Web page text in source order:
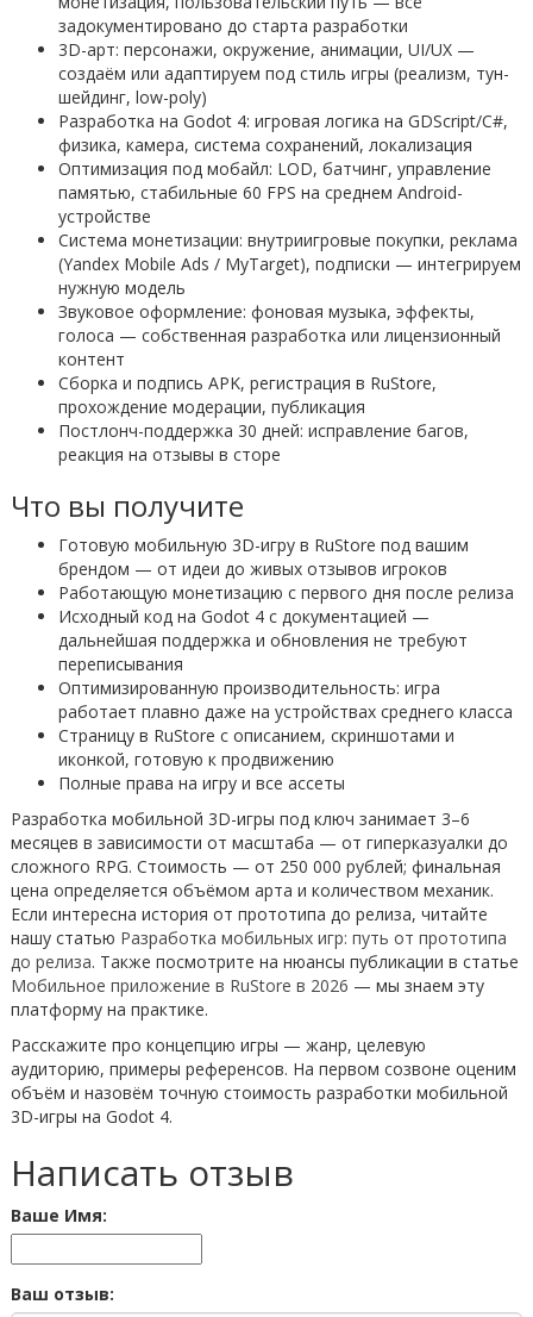
задокументировано до старта разработки
3D-арт: персонажи, окружение, анимации, UI/UX —
создаём или адаптируем под стиль игры (реализм, тун-
шейдинг, low-poly)
Разработка на Godot 4: игровая логика на GDScript/C#,
физика, камера, система сохранений, локализация
Оптимизация под мобайл: LOD, батчинг, управление
памятью, стабильные 60 FPS на среднем Android-
устройстве
Система монетизации: внутриигровые покупки, реклама
(Yandex Mobile Ads / MyTarget), подписки — интегрируем
нужную модель
Звуковое оформление: фоновая музыка, эффекты,
голоса — собственная разработка или лицензионный
контент
Сборка и подпись APK, регистрация в RuStore,
прохождение модерации, публикация
Постлонч-поддержка 30 дней: исправление багов,
реакция на отзывы в сторе
Что вы получите
Готовую мобильную 3D-игру в RuStore под вашим
брендом — от идеи до живых отзывов игроков
Работающую монетизацию с первого дня после релиза
Исходный код на Godot 4 с документацией —
дальнейшая поддержка и обновления не требуют
переписывания
Оптимизированную производительность: игра
работает плавно даже на устройствах среднего класса
Страницу в RuStore с описанием, скриншотами и
иконкой, готовую к продвижению
Полные права на игру и все ассеты
Разработка мобильной 3D-игры под ключ занимает 3–6
месяцев в зависимости от масштаба — от гиперказуалки до
сложного RPG. Стоимость — от 250 000 рублей; финальная
цена определяется объёмом арта и количеством механик.
Если интересна история от прототипа до релиза, читайте
нашу статью Разработка мобильных игр: путь от прототипа
до релиза. Также посмотрите на нюансы публикации в статье
Мобильное приложение в RuStore в 2026 — мы знаем эту
платформу на практике.
Расскажите про концепцию игры — жанр, целевую
аудиторию, примеры референсов. На первом созвоне оценим
объём и назовём точную стоимость разработки мобильной
3D-игры на Godot 4.
Написать отзыв
Ваше Имя:
Ваш отзыв: